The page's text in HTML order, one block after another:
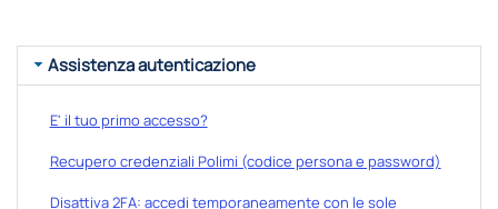
Assistenza autenticazione
E' il tuo primo accesso?
Recupero credenziali Polimi (codice persona e password)
Disattiva 2FA: accedi temporaneamente con le sole